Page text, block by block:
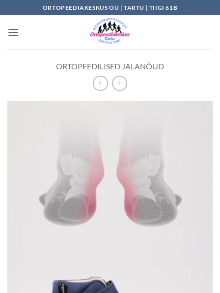
to
content
ORTOPEEDIAKESKUS OÜ | TARTU | TIIGI 61B
ORTOPEEDILISED JALANÕUD